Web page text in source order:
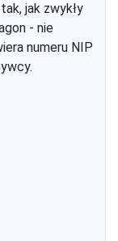
jak zwykły
- nie
numeru NIP